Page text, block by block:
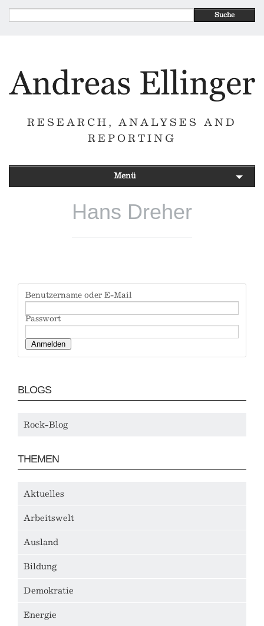
Suche
RESEARCH, ANALYSES AND
REPORTING
Menü
Hans Dreher
Benutzername oder E-Mail
Passwort
BLOGS
Rock-Blog
THEMEN
Aktuelles
Arbeitswelt
Ausland
Bildung
Demokratie
Energie